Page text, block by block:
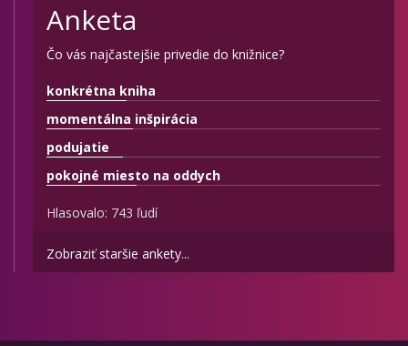
Anketa
Čo vás najčastejšie privedie do knižnice?
konkrétna kniha
momentálna inšpirácia
podujatie
pokojné miesto na oddych
Hlasovalo: 743 ľudí
Zobraziť staršie ankety...